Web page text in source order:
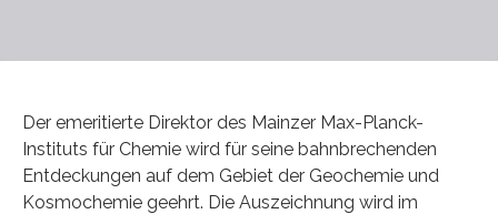
Der emeritierte Direktor des Mainzer Max-Planck-
Instituts für Chemie wird für seine bahnbrechenden
Entdeckungen auf dem Gebiet der Geochemie und
Kosmochemie geehrt. Die Auszeichnung wird im